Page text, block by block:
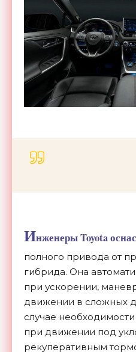
Инженеры Toyota
полного привода от
гибрида. Она
при ускорении,
движении в сложных
случае
при движении под
рекуперативным